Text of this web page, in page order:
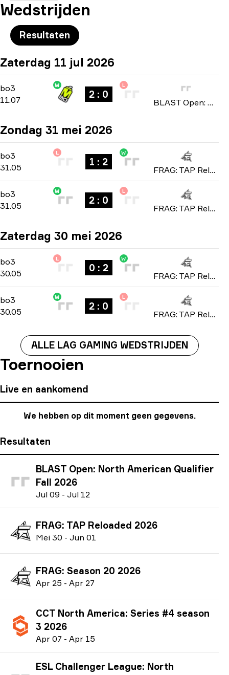
Wedstrijden
Resultaten
Zaterdag 11 jul 2026
bo3 -bo3
11.07
W
2 : 0
L
BLAST Open: North American Qualifier Fall 2026
Zondag 31 mei 2026
bo3 -bo3
31.05
L
1 : 2
W
FRAG: TAP Reloaded 2026
bo3 -bo3
31.05
W
2 : 0
L
FRAG: TAP Reloaded 2026
Zaterdag 30 mei 2026
bo3 -bo3
30.05
L
0 : 2
W
FRAG: TAP Reloaded 2026
bo3 -bo3
30.05
W
2 : 0
L
FRAG: TAP Reloaded 2026
ALLE LAG GAMING WEDSTRIJDEN
Toernooien
Live en aankomend
We hebben op dit moment geen gegevens.
Resultaten
BLAST Open: North American Qualifier
Fall 2026
Jul 09 - Jul 12
FRAG: TAP Reloaded 2026
Mei 30 - Jun 01
FRAG: Season 20 2026
Apr 25 - Apr 27
CCT North America: Series #4 season
3 2026
Apr 07 - Apr 15
ESL Challenger League: North